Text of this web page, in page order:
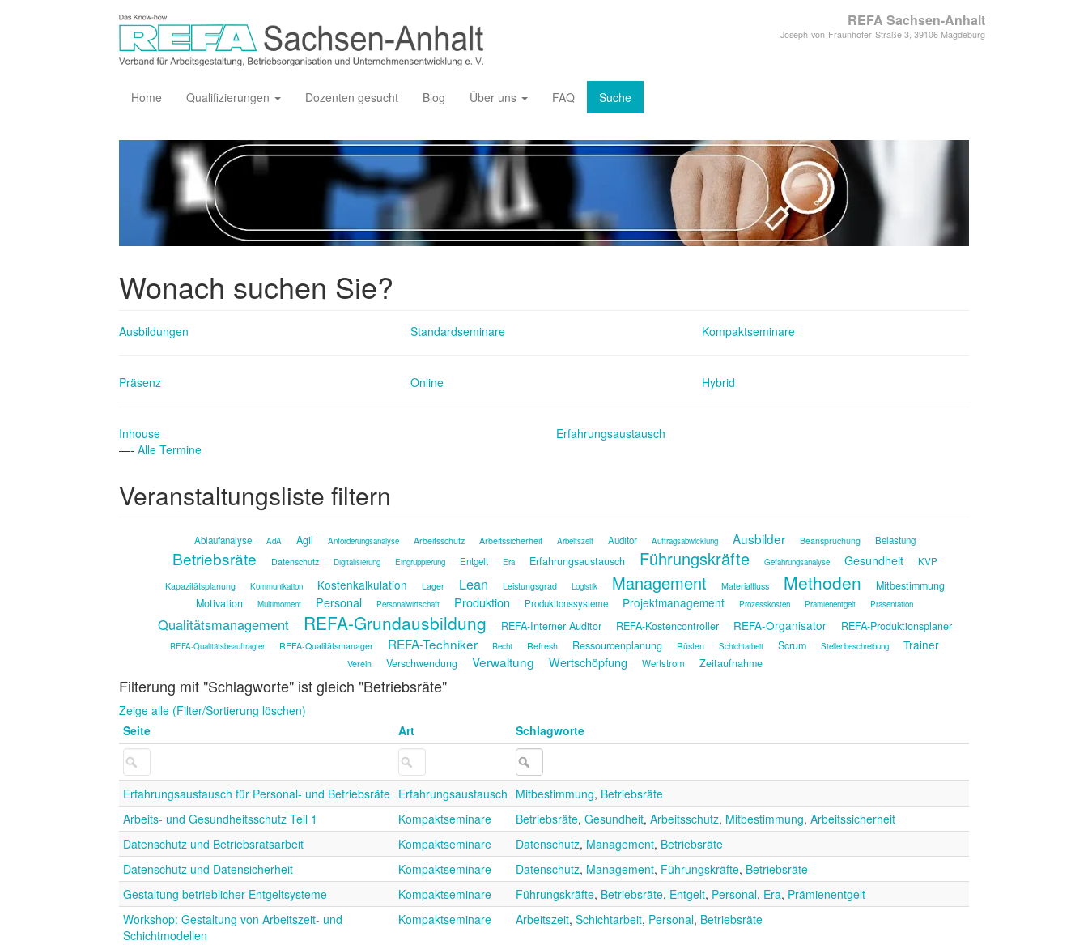
REFA Sachsen-Anhalt
Joseph-von-Fraunhofer-Straße 3, 39106 Magdeburg
Home Qualifizierungen Dozenten gesucht Blog Über uns FAQ Suche
Wonach suchen Sie?
Ausbildungen Standardseminare Kompaktseminare
Präsenz Online Hybrid
Inhouse
Erfahrungsaustausch
—- Alle Termine
Veranstaltungsliste filtern
Ablaufanalyse AdA Agil Anforderungsanalyse Arbeitsschutz Arbeitssicherheit Arbeitszeit Auditor Auftragsabwicklung Ausbilder Beanspruchung Belastung
Betriebsräte Datenschutz Digitalisierung Eingruppierung Entgelt Era Erfahrungsaustausch Führungskräfte Gefährungsanalyse Gesundheit KVP
Kapazitätsplanung Kommunikation Kostenkalkulation Lager Lean Leistungsgrad Logistik Management Materialfluss Methoden
Mitbestimmung
Motivation
Multimoment Personal Personalwirtschaft Produktion Produktionssysteme Projektmanagement Prozesskosten Prämienentgelt Präsentation
Qualitätsmanagement REFA-Grundausbildung REFA-Interner Auditor REFA-Kostencontroller REFA-Organisator REFA-Produktionsplaner
REFA-Qualitätsbeauftragter REFA-Qualitätsmanager REFA-Techniker Recht Refresh Ressourcenplanung Rüsten Schichtarbeit Scrum Stellenbeschreibung Trainer
Verein Verschwendung Verwaltung Wertschöpfung Wertstrom Zeitaufnahme
Filterung mit "Schlagworte" ist gleich "Betriebsräte"
Zeige alle (Filter/Sortierung löschen)
Seite
Art Schlagworte
Erfahrungsaustausch für Personal- und Betriebsräte Erfahrungsaustausch Mitbestimmung, Betriebsräte
Arbeits- und Gesundheitsschutz Teil 1
Kompaktseminare Betriebsräte, Gesundheit, Arbeitsschutz, Mitbestimmung, Arbeitssicherheit
Datenschutz und Betriebsratsarbeit
Kompaktseminare Datenschutz, Management, Betriebsräte
Datenschutz und Datensicherheit
Kompaktseminare Datenschutz, Management, Führungskräfte, Betriebsräte
Gestaltung betrieblicher Entgeltsysteme
Kompaktseminare Führungskräfte, Betriebsräte, Entgelt, Personal, Era, Prämienentgelt
Workshop: Gestaltung von Arbeitszeit- und
Schichtmodellen
Kompaktseminare Arbeitszeit, Schichtarbeit, Personal, Betriebsräte